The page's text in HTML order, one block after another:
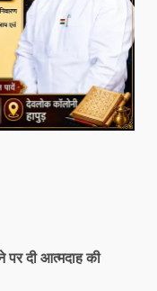
पर दी आत्मदाह की